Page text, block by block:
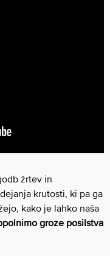
žrtev in
krutosti, ki pa ga
kako je lahko naša
groze posilstva